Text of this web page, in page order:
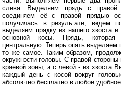
слева. Выделяем прядь с
соединяем её с правой прядью
получилась в результате, ведем
выделяем прядку из нашего хвоста
основной косы. Прядь, которая
центральную. Теперь опять выделяем
то же самое. Таким образом,
окружности головы. С правой
краевой зоны, а с левой - из хвоста
каждый день с косой вокруг
абсолютно бесплатно в любое